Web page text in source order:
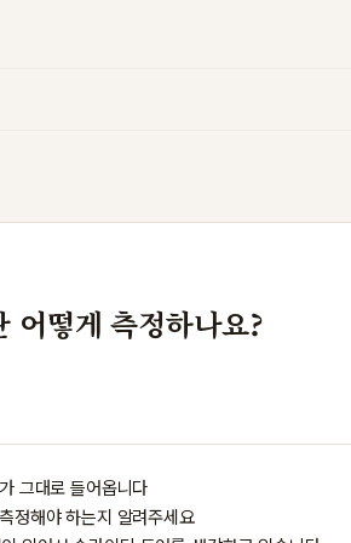
어떻게 측정하나요?
그대로 들어옵니다
정해야 하는지 알려주세요